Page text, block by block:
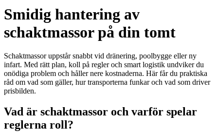
Smidig hantering av
schaktmassor på din tomt
Schaktmassor uppstår snabbt vid dränering, poolbygge eller ny
infart. Med rätt plan, koll på regler och smart logistik undviker du
onödiga problem och håller nere kostnaderna. Här får du praktiska
råd om vad som gäller, hur transporterna funkar och vad som driver
prisbilden.
Vad är schaktmassor och varför spelar
reglerna roll?